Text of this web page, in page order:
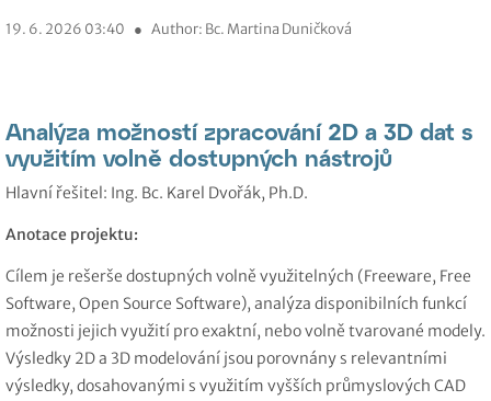
19. 6. 2026 03:40 ● Author: Bc. Martina Duničková
Analýza možností zpracování 2D a 3D dat s
využitím volně dostupných nástrojů
Hlavní řešitel: Ing. Bc. Karel Dvořák, Ph.D.
Anotace projektu:
Cílem je rešerše dostupných volně využitelných (Freeware, Free
Software, Open Source Software), analýza disponibilních funkcí
možnosti jejich využití pro exaktní, nebo volně tvarované modely.
Výsledky 2D a 3D modelování jsou porovnány s relevantními
výsledky, dosahovanými s využitím vyšších průmyslových CAD